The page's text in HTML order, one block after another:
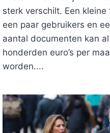
Hoe een Huawei-
DoorPersonnel mei 18, 2022
sterk verschilt. Een
een paar gebruikers en
aantal documenten kan
honderden euro’s per
worden....